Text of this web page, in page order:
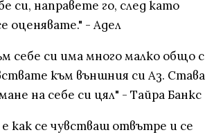
си, направете го, след като
оценявате." - Адел
себе си има много малко общо с
към външния си Аз. Става
на себе си цял" - Тайра Банкс
как се чувстваш отвътре и се